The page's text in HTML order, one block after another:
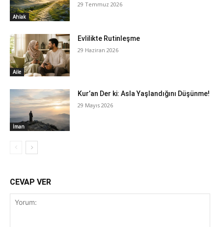
Ahlak
29 Temmuz 2026
Aile
Evlilikte Rutinleşme
29 Haziran 2026
İman
Kur’an Der ki: Asla Yaşlandığını Düşünme!
29 Mayıs 2026
CEVAP VER